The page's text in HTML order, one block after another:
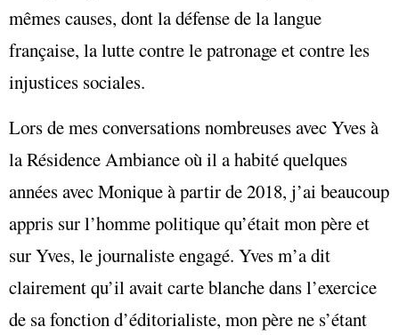
mêmes causes, dont la défense de la langue
française, la lutte contre le patronage et contre les
injustices sociales.
Lors de mes conversations nombreuses avec Yves à
la Résidence Ambiance où il a habité quelques
années avec Monique à partir de 2018, j’ai beaucoup
appris sur l’homme politique qu’était mon père et
sur Yves, le journaliste engagé. Yves m’a dit
clairement qu’il avait carte blanche dans l’exercice
de sa fonction d’éditorialiste, mon père ne s’étant